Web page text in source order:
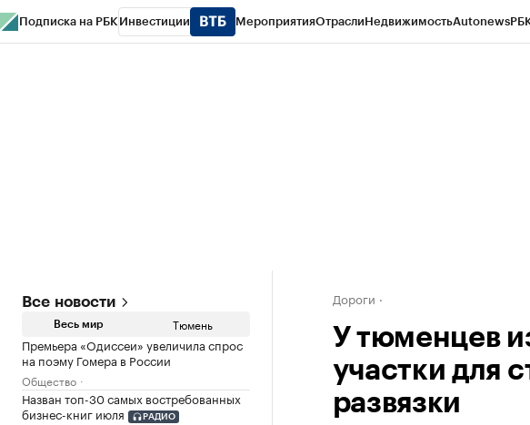
Подписка на РБК Инвестиции МероприятияОтраслиНедвижимостьAutonews
Все новости
Весь мир Тюмень
Премьера «Одиссеи» увеличила спрос
на поэму Гомера в России
Общество
Назван топ-30 самых востребованных
бизнес-книг июля
РАДИО
Дороги
У тюменцев
участки для
развязки